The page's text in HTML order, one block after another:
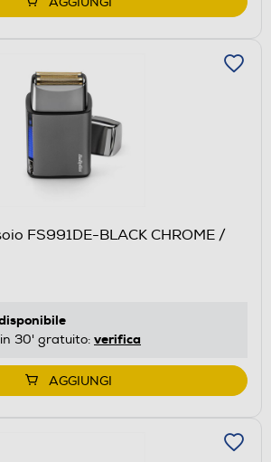
FS991DE-BLACK CHROME /
30' gratuito: verifica
AGGIUNGI